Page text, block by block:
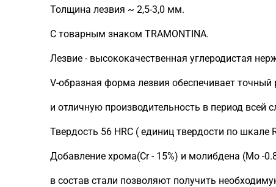
Толщина лезвия ~ 2,5-3,0 мм.
С товарным знаком TRAMONTINA.
Лезвие - высококачественная углеродистая
V-образная форма лезвия обеспечивает точный
и отличную производительность в период всей
Твердость 56 HRC ( единиц твердости по шкале
Добавление хрома(Сr - 15%) и молибдена (Mo -
в состав стали позволяют получить